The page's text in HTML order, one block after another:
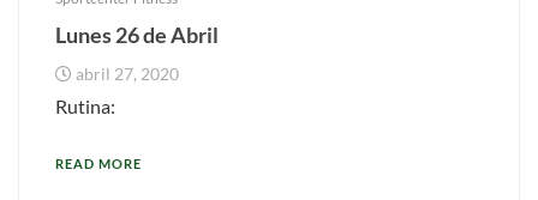
Lunes 26 de Abril
abril 27, 2020
Rutina:
READ MORE